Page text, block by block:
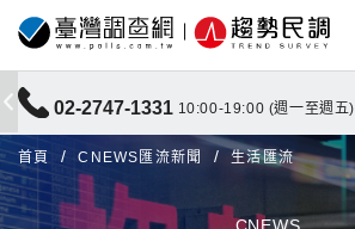
02-2747-1331 10:00-19:00 (週一至週五)
首頁 CNEWS匯流新聞 生活匯流
CNEWS